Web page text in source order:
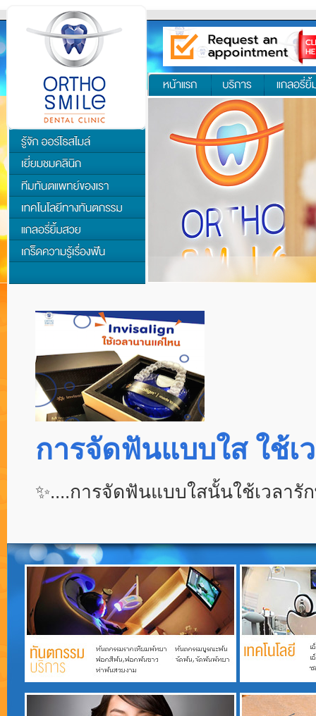
การจัดฟันแบบใส ใช้
✨....การจัดฟันแบบใสนั้นใช้เวลา